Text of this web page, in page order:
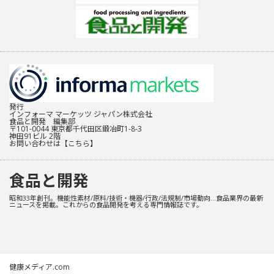
発行
インフォーマ マーケッツ ジャパン株式会社
食品と開発 編集部
〒101-0044 東京都千代田区鍛冶町1-8-3
神田91ビル 2階
お問い合わせは 【こちら】
食品と開発
昭和33年創刊。機能性素材/原料/技術・機器/行政/法規制/市場動向…食品業界の最新
ニュースを掲載。これからの食品開発を考える専門情報誌です。
健康メディア.com